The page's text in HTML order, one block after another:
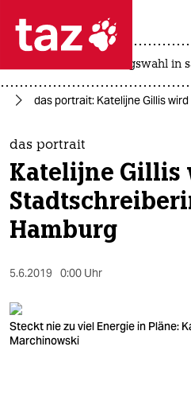
 taz zahl
taz zahl ich
themen
politik
öko
sport
landtagswahl in
das portrait: Katelijne Gillis
das portrait
Katelijne Gillis
Hamburg
5.6.2019 0:00 Uhr
Steckt nie zu viel Energie in Pläne:
Marchinowski